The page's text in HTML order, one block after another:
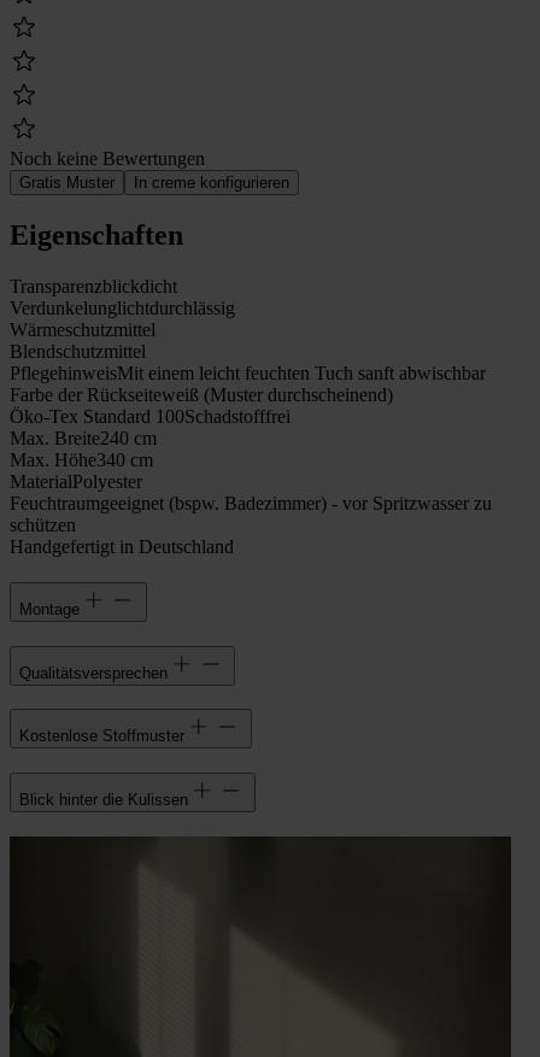
Noch keine Bewertungen
Gratis Muster In creme konfigurieren
Eigenschaften
Transparenzblickdicht
Verdunkelunglichtdurchlässig
Wärmeschutzmittel
Blendschutzmittel
PflegehinweisMit einem leicht feuchten Tuch sanft abwischbar
Farbe der Rückseiteweiß (Muster durchscheinend)
Öko-Tex Standard 100Schadstofffrei
Max. Breite240 cm
Max. Höhe340 cm
MaterialPolyester
Feuchtraumgeeignet (bspw. Badezimmer) - vor Spritzwasser zu
schützen
Handgefertigt in Deutschland
Montage
Qualitätsversprechen
Kostenlose Stoffmuster
Blick hinter die Kulissen